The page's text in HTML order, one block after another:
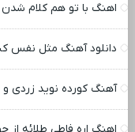
اهنگ با تو هم کلام شدن
دانلود آهنگ مثل نفس
آهنگ کورده نوید زردی و